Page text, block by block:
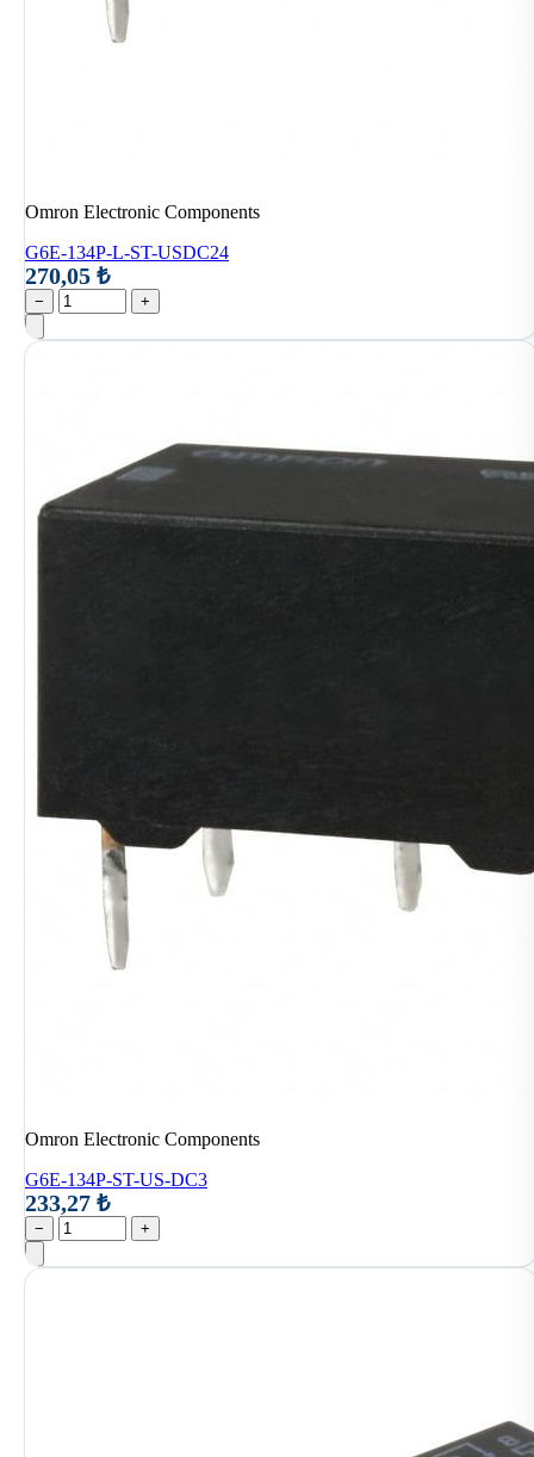
Omron Electronic Components
G6E-134P-L-ST-USDC24
270,05 ₺
− +
Omron Electronic Components
G6E-134P-ST-US-DC3
233,27 ₺
− +